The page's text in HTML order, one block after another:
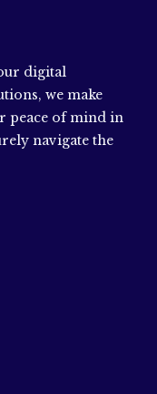
digital
we make
peace of mind in
navigate the